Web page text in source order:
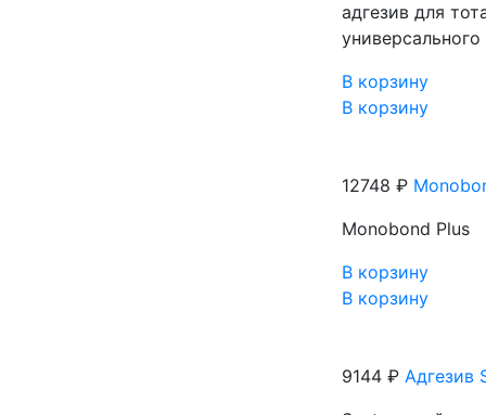
адгезив для
В корзину
В корзину
12748 ₽
Monobond Plus
В корзину
В корзину
9144 ₽ Адгезив